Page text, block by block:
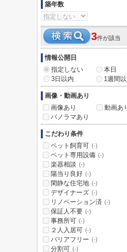
築年数
3件が該当
情報公開日
指定しない
本日
3日以内
1週間
画像・動画あり
画像あり
動画あ
パノラマあり
こだわり条件
ペット飼育可 (-)
ペット専用設備 (-)
楽器相談 (-)
陽当り良好 (-)
閑静な住宅地 (-)
デザイナーズ (-)
リノベーション済 (-)
保証人不要 (-)
事務所可 (-)
２人入居可 (-)
バリアフリー (-)
分割可 (-)